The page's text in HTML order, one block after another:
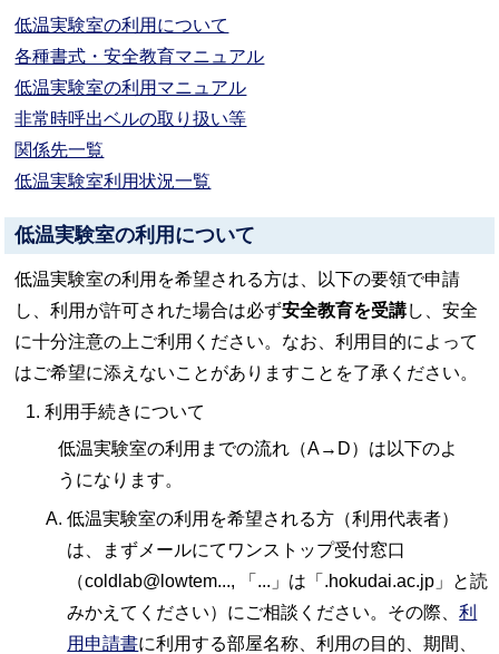
低温実験室の利用について
各種書式・安全教育マニュアル
低温実験室の利用マニュアル
非常時呼出ベルの取り扱い等
関係先一覧
低温実験室利用状況一覧
低温実験室の利用について
低温実験室の利用を希望される方は、以下の要領で申請
し、利用が許可された場合は必ず安全教育を受講し、安全
に十分注意の上ご利用ください。なお、利用目的によって
はご希望に添えないことがありますことを了承ください。
利用手続きについて
低温実験室の利用までの流れ（A→D）は以下のよ
うになります。
低温実験室の利用を希望される方（利用代表者）
は、まずメールにてワンストップ受付窓口
（coldlab@lowtem..., 「...」は「.hokudai.ac.jp」と読
みかえてください）にご相談ください。その際、利
用申請書に利用する部屋名称、利用の目的、期間、